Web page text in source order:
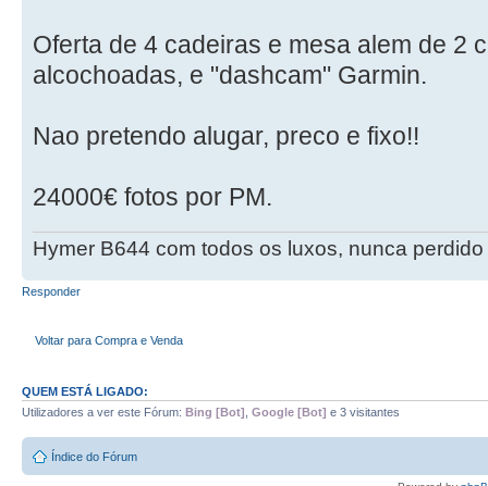
Oferta de 4 cadeiras e mesa alem de 2
alcochoadas, e "dashcam" Garmin.
Nao pretendo alugar, preco e fixo!!
24000€ fotos por PM.
Hymer B644 com todos os luxos, nunca
Responder
Voltar para Compra e Venda
QUEM ESTÁ LIGADO:
Utilizadores a ver este Fórum: Bing [Bot] Google [Bot] e 3 visitantes
Índice do Fórum